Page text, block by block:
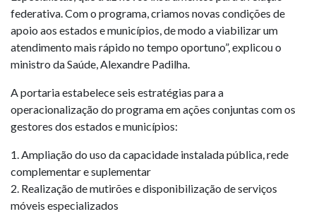
federativa. Com o programa, criamos novas condições de
apoio aos estados e municípios, de modo a viabilizar um
atendimento mais rápido no tempo oportuno”, explicou o
ministro da Saúde, Alexandre Padilha.
A portaria estabelece seis estratégias para a
operacionalização do programa em ações conjuntas com os
gestores dos estados e municípios:
1. Ampliação do uso da capacidade instalada pública, rede
complementar e suplementar
2. Realização de mutirões e disponibilização de serviços
móveis especializados